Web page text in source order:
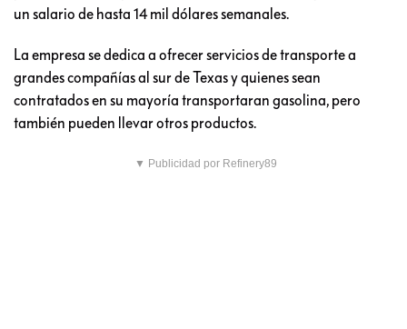
un salario de hasta 14 mil dólares semanales.
La empresa se dedica a ofrecer servicios de transporte a
grandes compañías al sur de Texas y quienes sean
contratados en su mayoría transportaran gasolina, pero
también pueden llevar otros productos.
▼ Publicidad por Refinery89